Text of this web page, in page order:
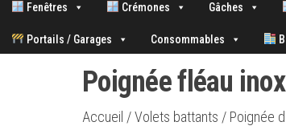
Fenêtres Crémones Gâches
Portails / Garages Consommables
Poignée fléau inox
Accueil /Volets battants / Poignée